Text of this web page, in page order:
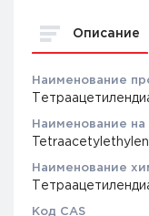
Описание
Наименование
Наименование на
Наименование
Код CAS